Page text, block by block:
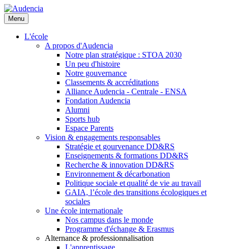
Aller
au
contenu
principal
Menu
L'école
A propos d'Audencia
Notre plan stratégique : STOA 2030
Un peu d'histoire
Notre gouvernance
Classements & accréditations
Alliance Audencia - Centrale - ENSA
Fondation Audencia
Alumni
Sports hub
Espace Parents
Vision & engagements responsables
Stratégie et gourvenance DD&RS
Enseignements & formations DD&RS
Recherche & innovation DD&RS
Environnement & décarbonation
Politique sociale et qualité de vie au travail
GAIA, l’école des transitions écologiques et
sociales
Une école internationale
Nos campus dans le monde
Programme d'échange & Erasmus
Alternance & professionnalisation
L'apprentissage